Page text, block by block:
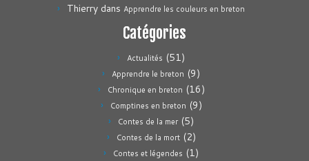
Thierry dans Apprendre les couleurs en breton
Catégories
Actualités (51)
Apprendre le breton (9)
Chronique en breton (16)
Comptines en breton (9)
Contes de la mer(5)
Contes de la mort(2)
Contes et légendes (1)